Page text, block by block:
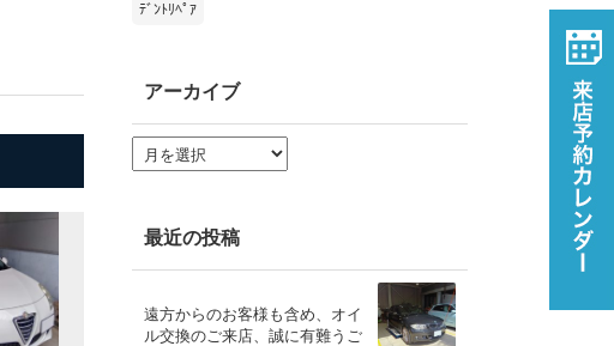
ﾃﾞﾝﾄﾘﾍﾟｱ
アーカイブ
ア
ー
ブ
最近の投稿
遠方からのお客様も含め、オイ
ル交換のご来店、誠に有難うご